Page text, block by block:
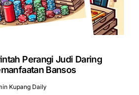
Perangi Judi Daring
Bansos
Kupang Daily